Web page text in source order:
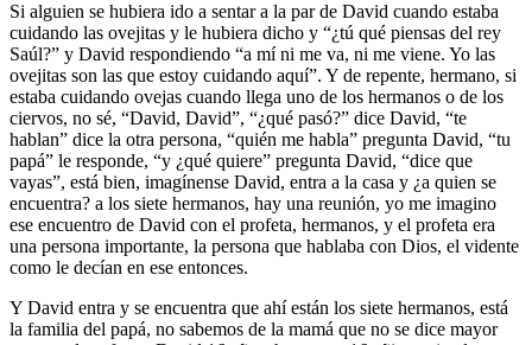
Si alguien se hubiera ido a sentar a la par de David cuando estaba
cuidando las ovejitas y le hubiera dicho y “¿tú qué piensas del rey
Saúl?” y David respondiendo “a mí ni me va, ni me viene. Yo las
ovejitas son las que estoy cuidando aquí”. Y de repente, hermano, si
estaba cuidando ovejas cuando llega uno de los hermanos o de los
ciervos, no sé, “David, David”, “¿qué pasó?” dice David, “te
hablan” dice la otra persona, “quién me habla” pregunta David, “tu
papá” le responde, “y ¿qué quiere” pregunta David, “dice que
vayas”, está bien, imagínense David, entra a la casa y ¿a quien se
encuentra? a los siete hermanos, hay una reunión, yo me imagino
ese encuentro de David con el profeta, hermanos, y el profeta era
una persona importante, la persona que hablaba con Dios, el vidente
como le decían en ese entonces.
Y David entra y se encuentra que ahí están los siete hermanos, está
la familia del papá, no sabemos de la mamá que no se dice mayor